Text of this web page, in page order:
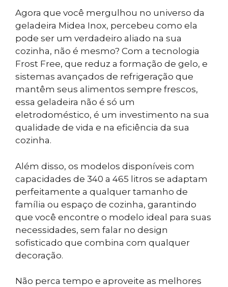
Agora que você mergulhou no universo da
geladeira Midea Inox, percebeu como ela
pode ser um verdadeiro aliado na sua
cozinha, não é mesmo? Com a tecnologia
Frost Free, que reduz a formação de gelo, e
sistemas avançados de refrigeração que
mantêm seus alimentos sempre frescos,
essa geladeira não é só um
eletrodoméstico, é um investimento na sua
qualidade de vida e na eficiência da sua
cozinha.
Além disso, os modelos disponíveis com
capacidades de 340 a 465 litros se adaptam
perfeitamente a qualquer tamanho de
família ou espaço de cozinha, garantindo
que você encontre o modelo ideal para suas
necessidades, sem falar no design
sofisticado que combina com qualquer
decoração.
Não perca tempo e aproveite as melhores